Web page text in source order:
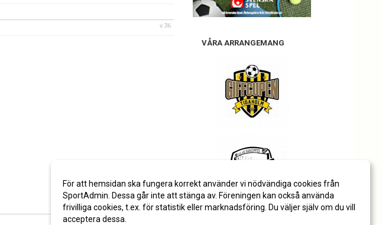
v.36
VÅRA ARRANGEMANG
För att hemsidan ska fungera korrekt använder vi nödvändiga cookies från
SportAdmin. Dessa går inte att stänga av. Föreningen kan också använda
frivilliga cookies, t.ex. för statistik eller marknadsföring. Du väljer själv om du vill
acceptera dessa.